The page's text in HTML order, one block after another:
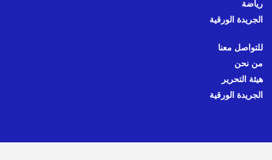
رياضة
الجريدة الورقية
للتواصل معنا
من نحن
هيئة التحرير
الجريدة الورقية